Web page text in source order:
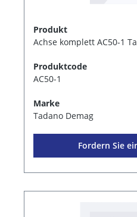
Produkt
Achse komplett AC50-1
Produktcode
AC50-1
Marke
Tadano Demag
Fordern Sie